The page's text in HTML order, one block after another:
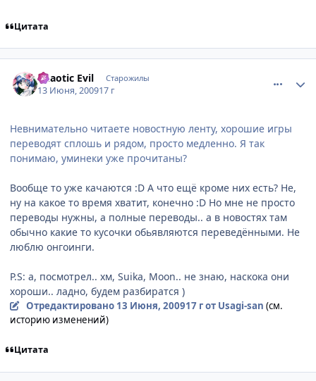
Цитата
Chaotic Evil Старожилы
13 Июня, 200917 г
Невнимательно читаете новостную ленту, хорошие игры
переводят сплошь и рядом, просто медленно. Я так
понимаю, уминеки уже прочитаны?
Вообще то уже качаются :D А что ещё кроме них есть? Не,
ну на какое то время хватит, конечно :D Но мне не просто
переводы нужны, а полные переводы.. а в новостях там
обычно какие то кусочки обьявляются переведёнными. Не
люблю онгоинги.
P.S: а, посмотрел.. хм, Suika, Moon.. не знаю, наскока они
хороши.. ладно, будем разбиратся )
Отредактировано 13 Июня, 200917 гот Usagi-san (см.
историю изменений)
Цитата